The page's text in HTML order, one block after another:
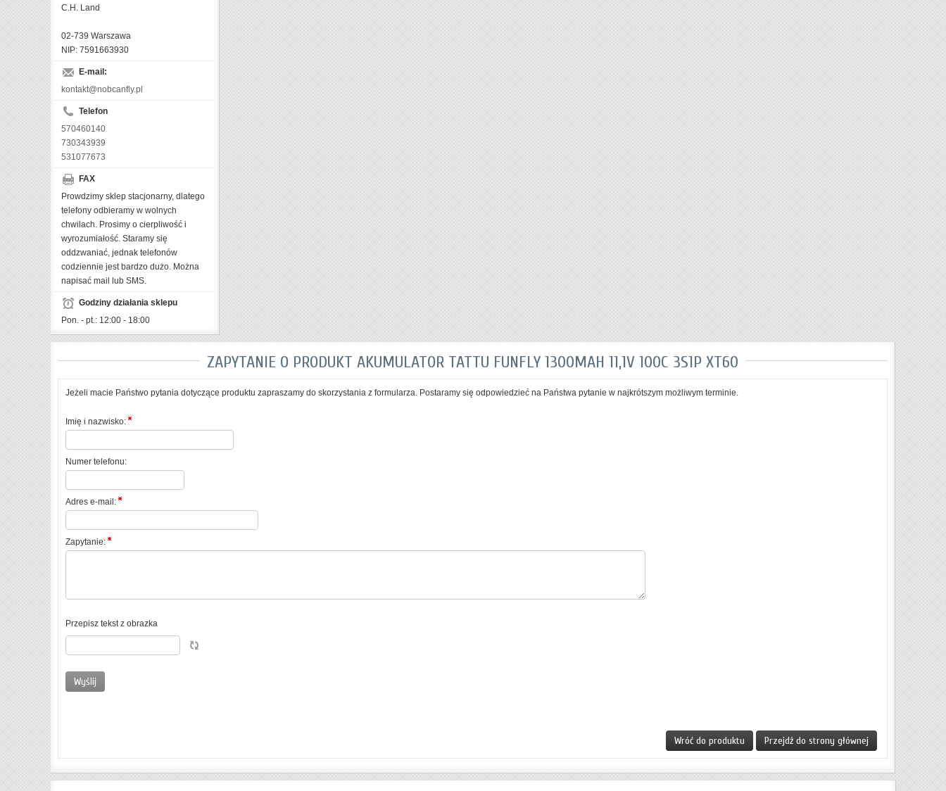
C.H. Land
02-739 Warszawa
NIP: 7591663930
E-mail:
kontakt@nobcanfly.pl
Telefon
570460140
730343939
531077673
FAX
Prowdzimy sklep stacjonarny, dlatego
telefony odbieramy w wolnych
chwilach. Prosimy o cierpliwość i
wyrozumiałość. Staramy się
oddzwaniać, jednak telefonów
codziennie jest bardzo dużo. Można
napisać mail lub SMS.
Godziny działania sklepu
Pon. - pt.: 12:00 - 18:00
ZAPYTANIE O PRODUKT AKUMULATOR TATTU FUNFLY 1300MAH 11,1V 100C 3S1P XT60
Jeżeli macie Państwo pytania dotyczące produktu zapraszamy do skorzystania z formularza. Postaramy się odpowiedzieć na Państwa pytanie w najkrótszym możliwym terminie.
Imię i nazwisko:
Numer telefonu:
Adres e-mail:
Zapytanie:
Przepisz tekst z obrazka
Przejdź do strony głównej
Wróć do produktu